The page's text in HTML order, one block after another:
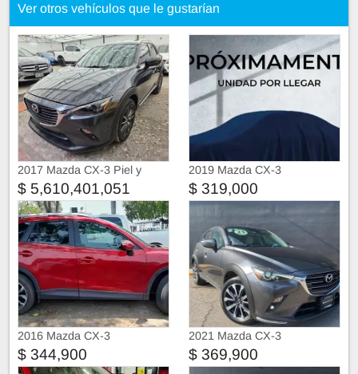
Ver otros vehículos que le gustarían
2017 Mazda CX-3 Piel y
alcantara
$ 5,610,401,051
2019 Mazda CX-3
$ 319,000
2016 Mazda CX-3
$ 344,900
2021 Mazda CX-3
$ 369,900